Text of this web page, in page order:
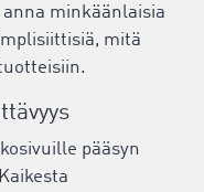
minkäänlaisia
mitä
pääsyn